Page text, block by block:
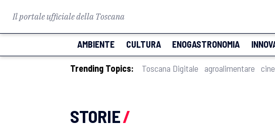
Il portale ufficiale della Toscana
AMBIENTE CULTURA ENOGASTRONOMIA
Trending Topics: Toscana Digitale agroalimentare
STORIE/